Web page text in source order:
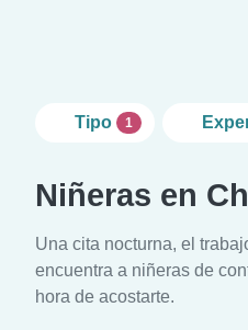
Tipo 1
Niñeras en
Una cita nocturna, el
encuentra a niñeras de
hora de acostarte.